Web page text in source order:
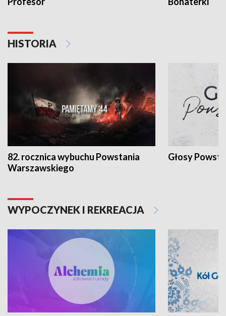
HISTORIA
82. rocznica wybuchu Powstania
Warszawskiego
Głosy
WYPOCZYNEK I REKREACJA